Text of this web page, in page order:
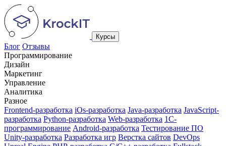
Курсы
Блог Отзывы
Программирование
Дизайн
Маркетинг
Управление
Аналитика
Разное
Frontend-разработка iOs-разработка Java-разработка JavaScript-
разработка Python-разработка Web-разработка 1С-
программирование Android-разработка Тестирование ПО
Unity-разработка Разработка игр Верстка сайтов DevOps